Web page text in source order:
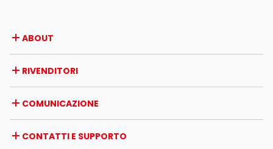
ABOUT
Premi e riconoscimenti
Opportunità di lavoro
Certificazioni
RIVENDITORI
Estero
Iniziative dei rivenditori
COMUNICAZIONE
News
CONTATTI E SUPPORTO